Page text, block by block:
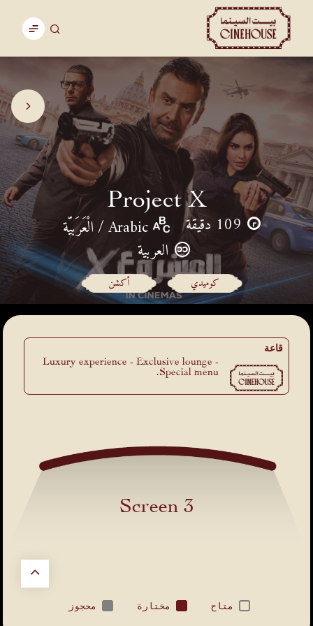
Project X
109 دقيقة
Arabic / الْعَرَبيّة
العربية
كوميدي أكشن
قاعة
Luxury experience - Exclusive lounge -
Special menu.
Screen 3
متاح مختارة محجوز